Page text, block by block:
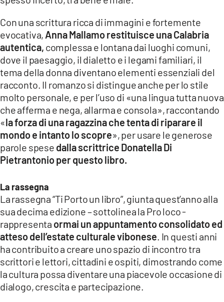
Con una scrittura ricca di immagini e fortemente
evocativa, Anna Mallamo restituisce una Calabria
autentica, complessa e lontana dai luoghi comuni,
dove il paesaggio, il dialetto e i legami familiari, il
tema della donna diventano elementi essenziali del
racconto. Il romanzo si distingue anche per lo stile
molto personale, e per l’uso di «una lingua tutta nuova
che afferma e nega, allarma e consola», raccontando
«la forza di una ragazzina che tenta di riparare il
mondo e intanto lo scopre», per usare le generose
parole spese dalla scrittrice Donatella Di
Pietrantonio per questo libro.
La rassegna
La rassegna “Ti Porto un libro”, giunta quest’anno alla
sua decima edizione – sottolinea la Pro loco -
rappresenta ormai un appuntamento consolidato ed
atteso dell’estate culturale vibonese . In questi anni
ha contribuito a creare uno spazio di incontro tra
scrittori e lettori, cittadini e ospiti, dimostrando come
la cultura possa diventare una piacevole occasione di
dialogo, crescita e partecipazione.